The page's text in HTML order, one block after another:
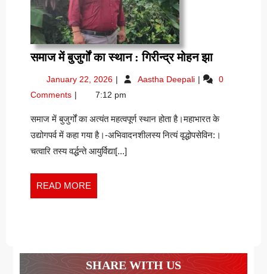
समाज में बुजुर्गों का स्थान : गिरीन्द्र मोहन झासमाज
बुजुर्गों
स्थान
गिरीन्द्र
January 22, 2026 January
2026
Aastha Deepali समाज
:
0
Comments
7:12 pm
समाज में बुजुर्गों का अत्यंत महत्वपूर्ण स्थान होता है।महाभारत के
उद्योगपर्व में कहा गया है।-अभिवादनशीलस्य नित्यं वृद्धोपसेविन:।
चत्वारि तस्य वर्द्धन्ते आयुर्विद्या[...]
READ MORE
MORE
SHARE WITH US